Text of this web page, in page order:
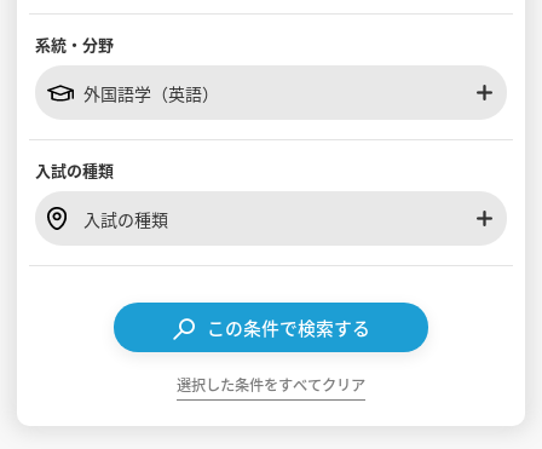
系統・分野
外国語学（英語）
入試の種類
入試の種類
この条件で検索する
選択した条件をすべてクリア